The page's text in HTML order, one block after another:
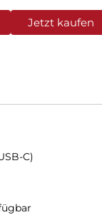
Jetzt kaufen
C)